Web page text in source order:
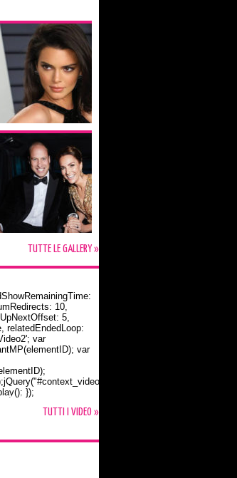
TUTTE LE GALLERY »
dedicata a Flynn
10,
5,
relatedEndedLoop:
var
var
});
TUTTI I VIDEO »